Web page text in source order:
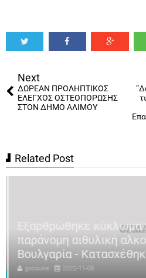
Next
ΔΩΡΕΑΝ ΠΡΟΛΗΠΤΙΚΟΣ
ΕΛΕΓΧΟΣ ΟΣΤΕΟΠΟΡΩΣΗΣ
ΣΤΟΝ ΔΗΜΟ ΑΛΙΜΟΥ
Related Post
Εξαρθρώθηκε κύκλωμα
παράνομη αιθυλική
Βουλγαρία -
gxcoukis 2022-11-08